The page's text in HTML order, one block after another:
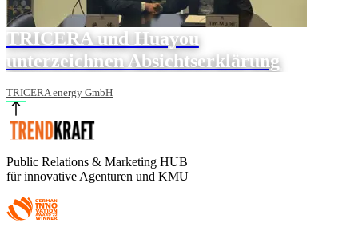
TRICERA und Huayou
unterzeichnen Absichtserklärung
TRICERA energy GmbH
Public Relations & Marketing HUB
für innovative Agenturen und KMU